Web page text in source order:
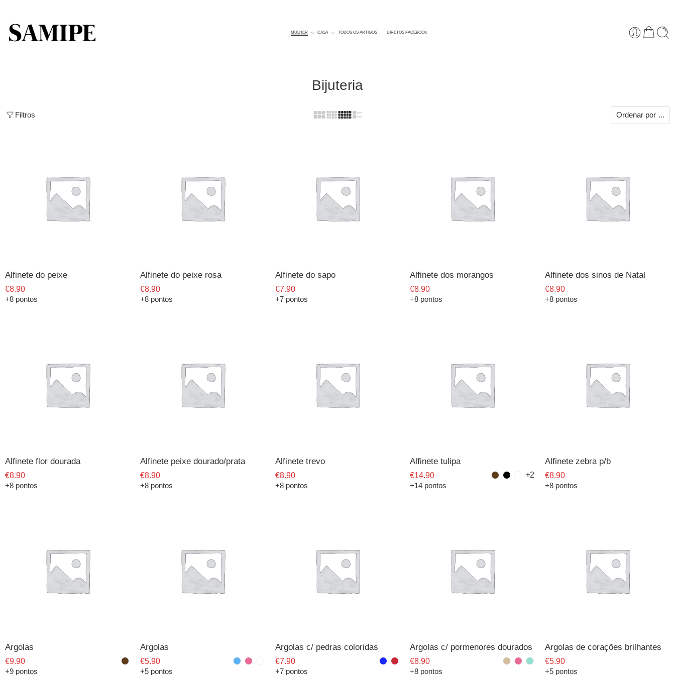
MULHER CASA TODOS OS ARTIGOS DIRETOS FACEBOOK
Bijuteria
Filtros Ordenar por ...
Alfinete do peixe
€8.90
+8 pontos
Alfinete do peixe rosa
€8.90
+8 pontos
Alfinete do sapo
€7.90
+7 pontos
Alfinete dos morangos
€8.90
+8 pontos
Alfinete dos sinos de Natal
€8.90
+8 pontos
Alfinete flor dourada
€8.90
+8 pontos
Alfinete peixe dourado/prata
€8.90
+8 pontos
Alfinete trevo
€8.90
+8 pontos
Alfinete tulipa
€14.90 2
+14 pontos
Alfinete zebra p/b
€8.90
+8 pontos
Argolas
€9.90
+9 pontos
Argolas
€5.90
+5 pontos
Argolas c/ pedras coloridas
€7.90
+7 pontos
Argolas c/ pormenores dourados
€8.90
+8 pontos
Argolas de corações brilhantes
€5.90
+5 pontos